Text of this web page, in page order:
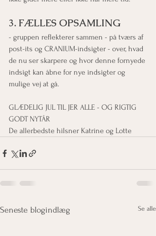
3. FÆLLES OPSAMLING
- gruppen reflekterer sammen - på tværs af
post-its og CRANIUM-indsigter - over, hvad
de nu ser skarpere og hvor denne fornyede
indsigt kan åbne for nye indsigter og
mulige vej at gå.
GLÆDELIG JUL TIL JER ALLE - OG RIGTIG
GODT NYTÅR
De allerbedste hilsner Katrine og Lotte
Seneste blogindlæg Se alle